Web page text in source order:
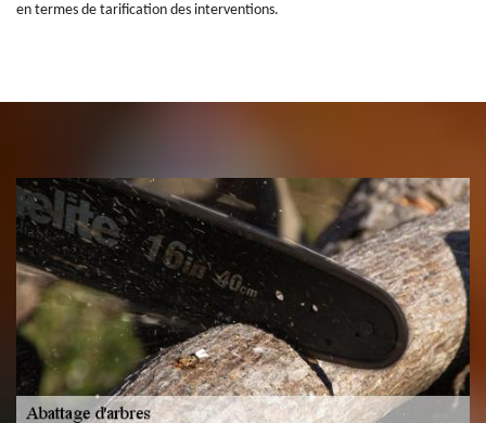
en termes de tarification des interventions.